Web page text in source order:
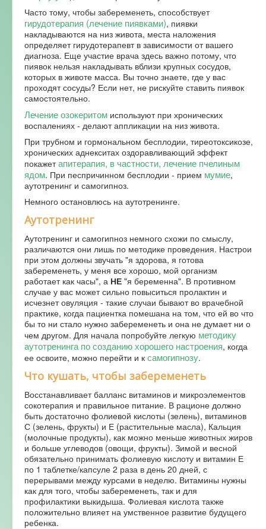
Часто тому, чтобы забеременеть, способствует
гирудотерапия (лечение пиявками), пиявки
накладываются на низ живота, места наложения
определяет гирудотерапевт в зависимости от вашего
диагноза. Еще участие врача здесь важно потому, что
пиявок нельзя накладывать вблизи крупных сосудов,
которых в животе масса. Вы точно знаете, где у вас
проходят сосуды? Если нет, не рискуйте ставить пиявок
самостоятельно.
Лечение озокеритом используют при хронических
воспалениях - делают аппликации на низ живота.
При трубном и гормональном бесплодии, тиреотоксикозе,
хронических аднекситах оздоравливающий эффект
покажетапитерапия, в частности, лечение пчелиным
ядом. При песпричинном бесплодии - прием мумие,
аутотренинг и самогипноз.
Немного остановлюсь на аутотренинге.
Аутотренинг
Аутотренинг и самогипноз немного схожи по смыслу,
различаются они лишь по методике проведения. Настрои
при этом должны звучать "я здорова, я готова
забеременеть, у меня все хорошо, мой организм
работает как часы", а НЕ "я беременна". В противном
случае у вас может сильно повыситься пролактин и
исчезнет овуляция - такие случаи бывают во врачебной
практике, когда пациентка помешана на том, что ей во что
бы то ни стало нужно забеременеть и она не думает ни о
чем другом. Для начала попробуйте легкую методику
аутотренинга по созданию хорошего настроения, когда
ее освоите, можно перейти и к самогипнозу.
Что кушать, чтобы забеременеть
Восстанавливает балланс витаминов и микроэлементов
сокотерапия и правильное питание. В рационе должно
быть достаточно фолиевой кислоты (зелень), витаминов
С (зелень, фрукты) и Е (растительные масла), Кальция
(молочные продукты), как можно меньше животных жиров
и больше углеводов (овощи, фрукты). Зимой и весной
обязательно принимать фолиевую кислоту и витамин Е
по 1 таблетке/капсуле 2 раза в день 20 дней, с
перерывами между курсами в неделю. Витамины нужны
как для того, чтобы забеременеть, так и для
профилактики выкидыша. Фолиевая кислота также
положительно влияет на умственное развитие будущего
ребенка.